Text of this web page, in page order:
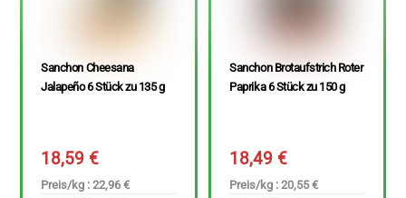
Sanchon Cheesana
Jalapeño 6 Stück zu 135 g
18,59€
Preis/kg : 22,96 €
Sanchon Brotaufstrich Roter
Paprika 6 Stück zu 150 g
18,49€
Preis/kg : 20,55 €